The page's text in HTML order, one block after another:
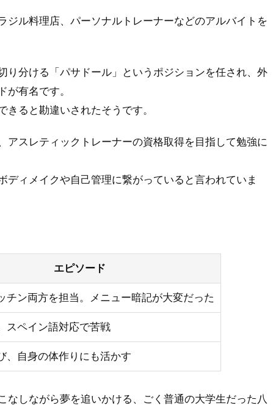
ジル料理店、パーソナルトレーナーなどのアルバイトを
り分ける「パサドール」というポジションを任され、外
が有名です。
ると勘違いされたそうです。
アスレティックトレーナーの資格取得を目指して勉強に
ディメイクや自己管理に繋がっていると言われていま
エピソード
チン両方を担当。メニュー暗記が大変だった
スペイン語対応で苦戦
、自身の体作りにも活かす
なしながら夢を追いかける、ごく普通の大学生だった八